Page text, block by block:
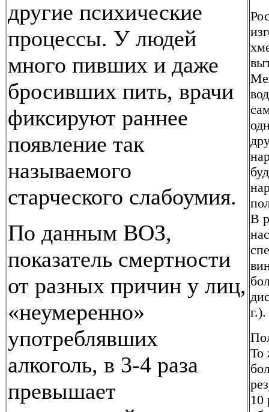
другие психические
процессы. У людей
много пивших и даже
бросивших пить, врачи
фиксируют раннее
появление так
называемого
старческого слабоумия.
По данным ВОЗ,
показатель смертности
от разных причин у лиц,
«неумеренно»
употреблявших
алкоголь, в 3-4 раза
превышает
В
г.).
То
10